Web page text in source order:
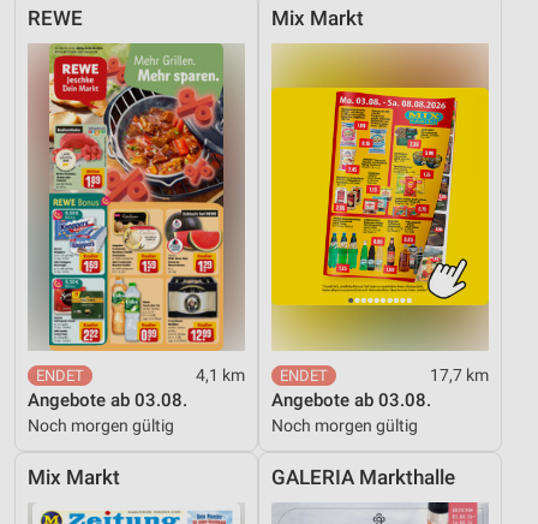
REWE
4,1 km
Angebote ab 03.08.
Noch morgen gültig
Mix Markt
17,7 km
Angebote ab 03.08.
Noch morgen gültig
Mix Markt GALERIA Markthalle